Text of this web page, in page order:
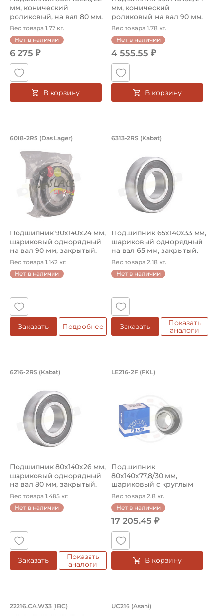
мм, конический
роликовый, на вал 80 мм.
Артикул ...
Вес товара 1.72 кг.
Нет в наличии
6 275 ₽
В корзину
мм, конический
роликовый на вал 90 мм.
Артикул 3...
Вес товара 1.78 кг.
Нет в наличии
4 555.55 ₽
В корзину
Подшипник 90х140х24 мм,
6018-2RS (Das Lager)
Подшипник 90х140х24 мм,
шариковый однорядный
на вал 90 мм, закрытый.
Ар...
Вес товара 1.142 кг.
Нет в наличии
Заказать Подробнее
Подшипник
6313-2RS (Kabat)
Подшипник 65х140х33 мм,
шариковый однорядный
на вал 65 мм, закрытый.
Ар...
Вес товара 2.18 кг.
Нет в наличии
Заказать
Показать
аналоги
Подшипник 80х140х26 мм,
6216-2RS (Kabat)
Подшипник 80х140х26 мм,
шариковый однорядный
на вал 80 мм, закрытый.
Ар...
Вес товара 1.485 кг.
Нет в наличии
Заказать
Показать
аналоги
Подшипник
LE216-2F (FKL)
Подшипник
80х140х77,8/30 мм,
шариковый с круглым
отверстием на вал 80 м...
Вес товара 2.8 кг.
Нет в наличии
17 205.45 ₽
В корзину
Подшипник 80х140х33 мм,
22216.CA.W33 (IBC) Подшипник
UC216 (Asahi)